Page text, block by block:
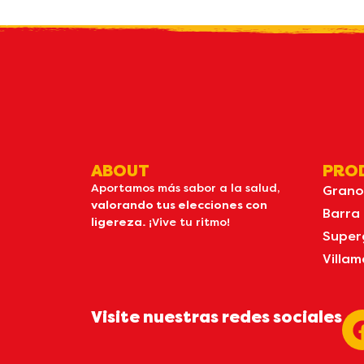
ABOUT
Aportamos más sabor a la salud,
valorando tus elecciones con
ligereza. ¡Vive tu ritmo!
Barra
Visite nuestras redes sociales